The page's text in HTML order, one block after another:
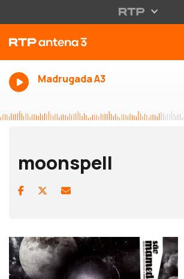
Madrugada A3
moonspell